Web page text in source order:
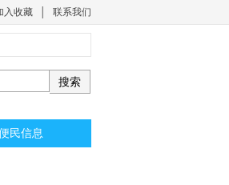
入收藏 联系我们
民信息